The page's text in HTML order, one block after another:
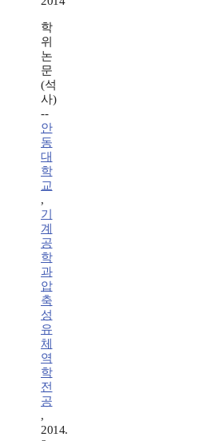
학
위
논
문
(석
사)
--
안
동
대
학
교
,
기
계
공
학
과
압
축
성
유
체
역
학
전
공
,
2014.